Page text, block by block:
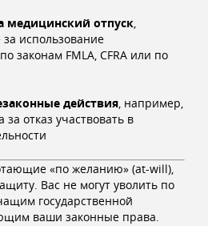
медицинский отпуск,
использование
законам FMLA, CFRA или по
действия, например,
отказ участвовать в
«по желанию» (at-will),
Вас не могут уволить по
государственной
ваши законные права.